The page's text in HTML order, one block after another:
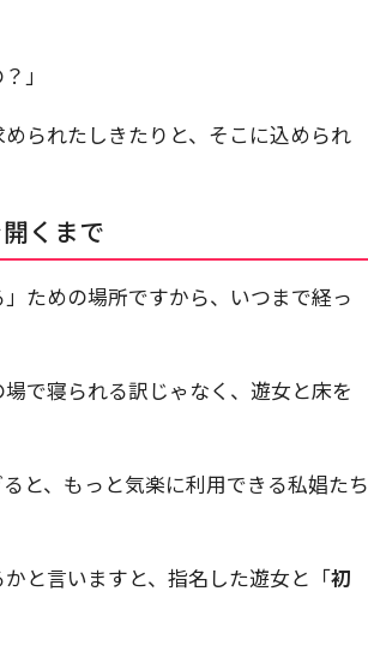
」
られたしきたりと、そこに込められ
くまで
ための場所ですから、いつまで経っ
で寝られる訳じゃなく、遊女と床を
と、もっと気楽に利用できる私娼たち
と言いますと、指名した遊女と「初